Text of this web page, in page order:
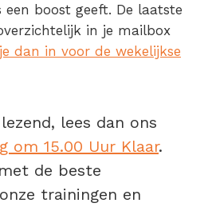
boost geeft. De laatste
in je mailbox
dan in voor de wekelijkse
lees dan ons
om 15.00 Uur Klaar.
de beste
trainingen en